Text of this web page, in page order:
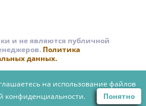
и не являются публичной
Политика
данных.
на использование файлов
конфиденциальности. Понятно